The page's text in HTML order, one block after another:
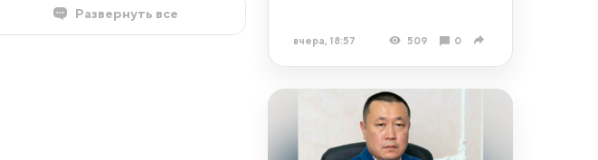
Развернуть все
вчера, 18:57 509 0